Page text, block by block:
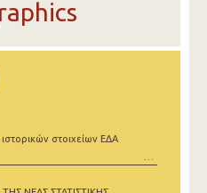
στοιχείων ΕΔΑ